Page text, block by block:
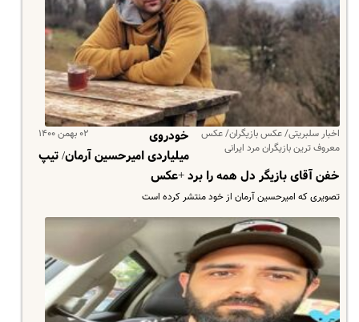
اخبار سلبریتی/ عکس بازیگران/ عکس
معروف ترین بازیگران مرد ایرانی
۰۲ بهمن ۱۴۰۰
خودروی
میلیاردی امیرحسین آرمان/ تیپ
خفن آقای بازیگر دل همه را برد +عکس
تصویری که امیرحسین آرمان از خود منتشر کرده است